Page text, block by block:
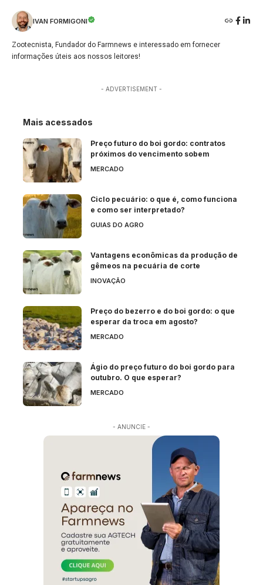
IVAN FORMIGONI
Zootecnista, Fundador do Farmnews e interessado em fornecer
informações úteis aos nossos leitores!
- ADVERTISEMENT -
Mais acessados
Preço futuro do boi gordo: contratos
próximos do vencimento sobem
MERCADO
Ciclo pecuário: o que é, como funciona
e como ser interpretado?
GUIAS DO AGRO
Vantagens econômicas da produção de
gêmeos na pecuária de corte
INOVAÇÃO
Preço do bezerro e do boi gordo: o que
esperar da troca em agosto?
MERCADO
Ágio do preço futuro do boi gordo para
outubro. O que esperar?
MERCADO
- ANUNCIE -